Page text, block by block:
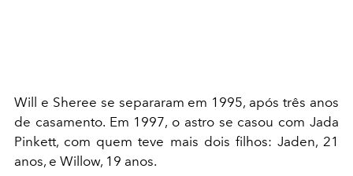
Will e Sheree se separaram em 1995, após três anos
de casamento. Em 1997, o astro se casou com Jada
Pinkett, com quem teve mais dois filhos: Jaden, 21
anos, e Willow, 19 anos.